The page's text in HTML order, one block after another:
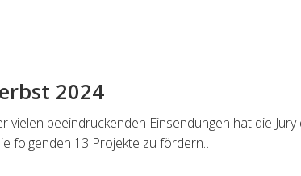
2024
vielen beeindruckenden Einsendungen hat die Jury
folgenden 13 Projekte zu fördern…